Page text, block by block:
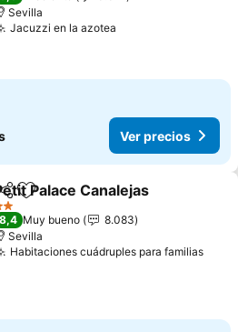
Sevilla
Jacuzzi en la azotea
Ver precios
Agregar a favoritos
Palace Canalejas
Estrellas
8,4 Muy bueno
8.083
Sevilla
Habitaciones cuádruples para familiasVer